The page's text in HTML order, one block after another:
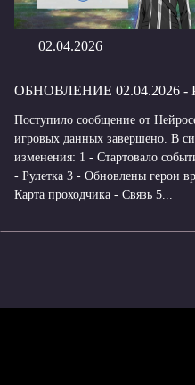
02.04.2026
ОБНОВЛЕНИЕ 02.04.2026 -
Поступило сообщение от
игровых данных завершено. В
изменения: 1 - Стартовало
- Рулетка 3 - Обновлены герои
Карта проходчика - Связь 5...